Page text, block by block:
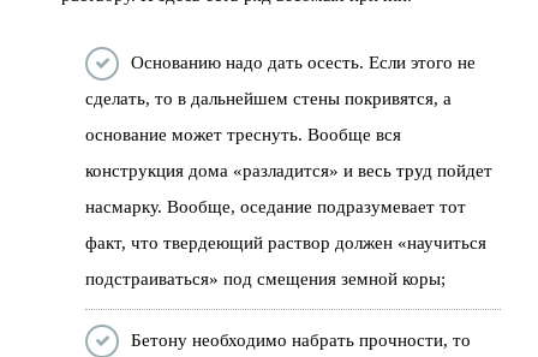
Основанию надо дать осесть. Если этого не
сделать, то в дальнейшем стены покривятся, а
основание может треснуть. Вообще вся
конструкция дома «разладится» и весь труд пойдет
насмарку. Вообще, оседание подразумевает тот
факт, что твердеющий раствор должен «научиться
подстраиваться» под смещения земной коры;
Бетону необходимо набрать прочности, то